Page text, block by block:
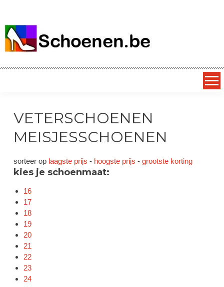
SCHOENEN.beexclusieve schoenmerken
VETERSCHOENEN
MEISJESSCHOENEN
sorteer op laagste prijs - hoogste prijs - grootste korting
kies je schoenmaat:
16
17
18
19
20
21
22
23
24